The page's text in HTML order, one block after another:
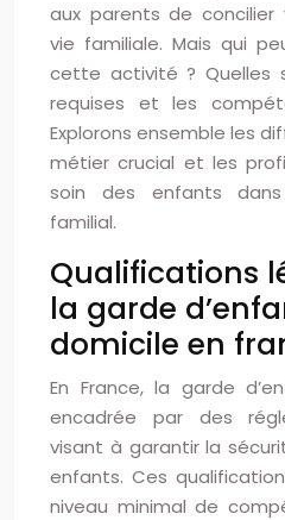
aux parents de concilier
vie familiale. Mais qui
cette activité ? Quelles
requises et les
Explorons ensemble les
métier crucial et les
soin des enfants dans
familial.
Qualifications
la garde
domicile en
En France, la garde
encadrée par des
visant à garantir la
enfants. Ces
niveau minimal de